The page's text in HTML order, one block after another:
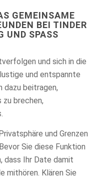
GEMEINSAME
BEI TINDER
SPASS S
und sich in die
und entspannte
dazu beitragen,
zu brechen,
und Grenzen
Sie diese Funktion
dass Ihr Date damit
mithören. Klären Sie